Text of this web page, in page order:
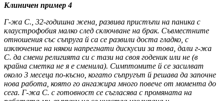
Клиничен пример 4
Г-жа С., 32-годишна жена, развива пристъпи на паника с
клаустрофобия малко след сключване на брак. Съвместните
отношения със съпруга й са се развили доста гладко, с
изключение на някои напрегнати дискусии за това, дали г-жа
С. да смени религията си с тази на своя годеник или не (в
крайна сметка не я е сменила). Симптомите й се засилват
около 3 месеца по-късно, когато съпругът й решава да започне
нова работа, която го ангажира много повече от момента до
сега. Г-жа С. с готовност се съгласява с промяната на